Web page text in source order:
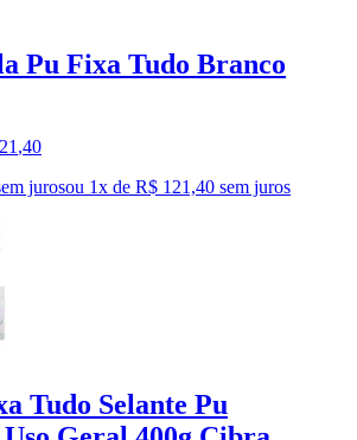
Pu Fixa Tudo Branco
,40
jurosou 1x de R$ 121,40 sem juros
Tudo Selante Pu